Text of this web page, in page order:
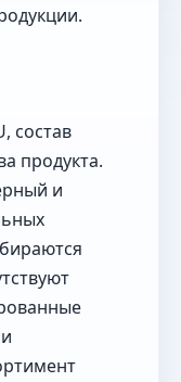
состав
продукта.
и